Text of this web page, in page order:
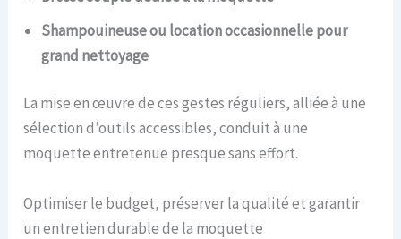
Shampouineuse ou location occasionnelle pour
grand nettoyage
La mise en œuvre de ces gestes réguliers, alliée à une
sélection d’outils accessibles, conduit à une
moquette entretenue presque sans effort.
Optimiser le budget, préserver la qualité et garantir
un entretien durable de la moquette